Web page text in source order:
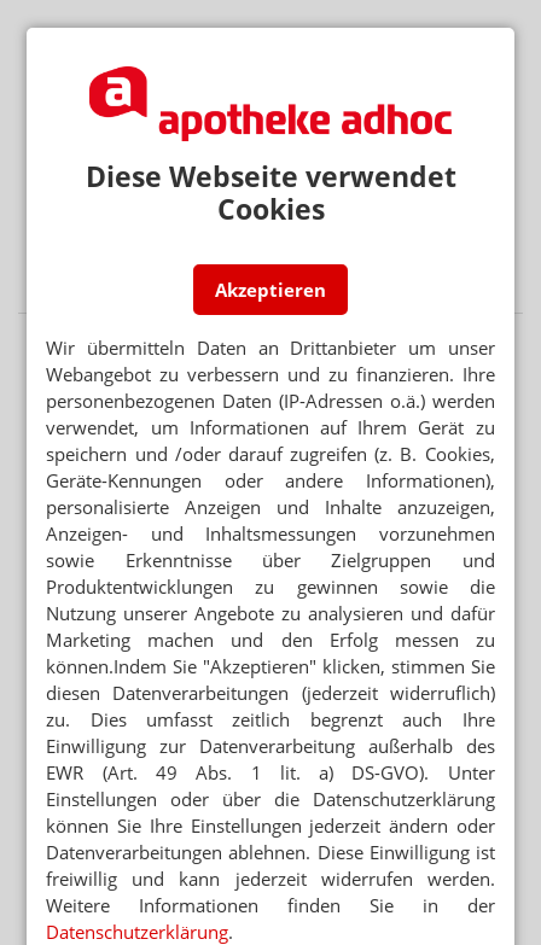
Diese Webseite verwendet
Cookies
Akzeptieren
Wir übermitteln Daten an Drittanbieter um unser
Webangebot zu verbessern und zu finanzieren. Ihre
personenbezogenen Daten (IP-Adressen o.ä.) werden
verwendet, um Informationen auf Ihrem Gerät zu
speichern und /oder darauf zugreifen (z. B. Cookies,
Geräte-Kennungen oder andere Informationen),
personalisierte Anzeigen und Inhalte anzuzeigen,
Anzeigen- und Inhaltsmessungen vorzunehmen
sowie Erkenntnisse über Zielgruppen und
Produktentwicklungen zu gewinnen sowie die
Nutzung unserer Angebote zu analysieren und dafür
Marketing machen und den Erfolg messen zu
können.Indem Sie "Akzeptieren" klicken, stimmen Sie
diesen Datenverarbeitungen (jederzeit widerruflich)
zu. Dies umfasst zeitlich begrenzt auch Ihre
Einwilligung zur Datenverarbeitung außerhalb des
EWR (Art. 49 Abs. 1 lit. a) DS-GVO). Unter
Einstellungen oder über die Datenschutzerklärung
können Sie Ihre Einstellungen jederzeit ändern oder
Datenverarbeitungen ablehnen. Diese Einwilligung ist
freiwillig und kann jederzeit widerrufen werden.
Weitere Informationen finden Sie in der
Datenschutzerklärung.
DEAL LÄSST AUF SICH WARTEN
Platform Group: Polstermöbel vor AEP
RX-MEDIKAMENTE OHNE REZEPT
Warteliste: Abnehmpille als Monatsabo
ZELL- UND GENTHERAPIEN